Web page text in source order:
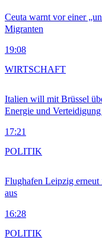
Ceuta warnt vor einer
Migranten
19:08
Italien will mit Brüssel
Energie und
17:21
WIRTSCHAFT
Flughafen Leipzig
aus
16:28
POLITIK
POLITIK